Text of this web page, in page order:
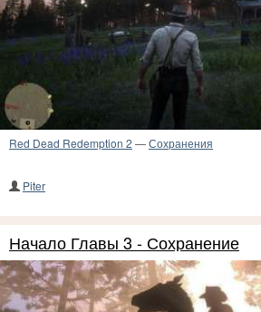
Red Dead Redemption 2 —Сохранения
Piter
Начало Главы 3 - Сохранение